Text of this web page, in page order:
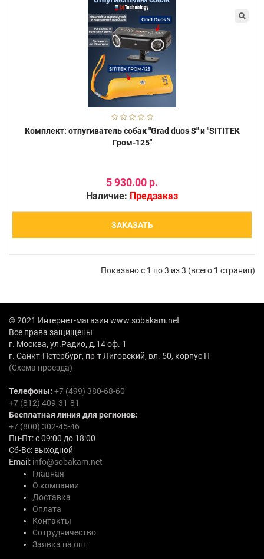
Комплект: отпугиватель собак "Grad duos S" и "SITITEK
Гром-125"
5 930.00 р.
Наличие: Предзаказ
ЗАКАЗАТЬ
Показано с 1 по 3 из 3 (всего 1 страниц)
© 2021 Интернет-магазин www.sobakam.net
Все права защищены
г. Москва, ул.Радио, д.14 оф. 1
г. Санкт-Петербург, пр-т Лиговский, вл. 50, корпус П
(Схема проезда)
Телефоны: +7 (499) 380-68-60
+7 (812) 409-31-81
Бесплатная линия для регионов:
+7 (800) 302-45-46
Пн-Пт: с 09:00 до 18:00
Сб-Вс: выходной
Email: info@sobakam.net
Главная
О компании
Доставка
Оплата
Контакты
Сотрудничество
Заявка на опт